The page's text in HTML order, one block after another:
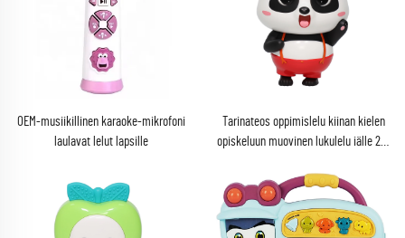
OEM-musiikillinen karaoke-mikrofoni
laulavat lelut lapsille
Tarinateos oppimislelu kiinan kielen
opiskeluun muovinen lukulelu iälle 2-4